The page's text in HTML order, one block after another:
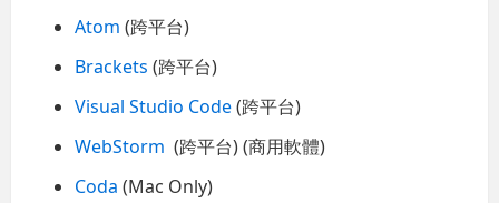
Atom (跨平台)
Brackets (跨平台)
Visual Studio Code(跨平台)
WebStorm (跨平台) (商用軟體)
Coda (Mac Only)